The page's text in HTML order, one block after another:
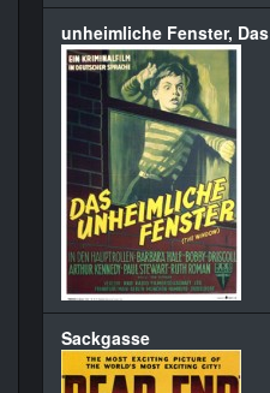
unheimliche Fenster, Das
Sackgasse